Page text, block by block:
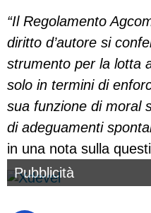
“Il Regolamento
diritto d’autore si
strumento per la lotta
solo in termini di
sua funzione di moral
di adeguamenti
in una nota sulla
Pubblicità